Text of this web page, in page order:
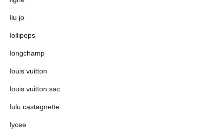
liu jo
lollipops
longchamp
louis vuitton
louis vuitton sac
lulu castagnette
lycee